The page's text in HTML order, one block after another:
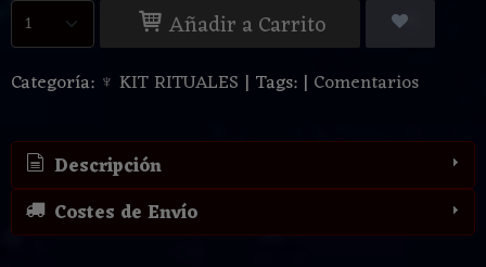
Añadir a Carrito
Categoría: ♆ KIT RITUALES | Tags: | Comentarios
Descripción
Costes de Envío